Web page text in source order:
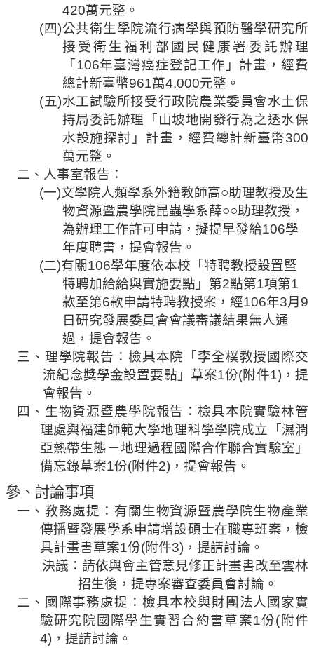
員
業
活
動
420萬元整。
(四)公共衛生學院流行病學與預防醫學研究所
接受衛生福利部國民健康署 委託辦理
「 106年臺灣癌症登記工作」計畫，經費
總計新臺幣961萬4,000元整。
(五)水工試驗所接受行政院農業委員會水土保
持局委託辦理「山坡地開發行為之透水保
水設施探討」計畫，經費總計新臺幣300
萬元整。
二、人事室報告：
(一)文學院人類學系外籍教師高○助理教授及生
物資源暨農學院昆蟲學系薛○○助理教授，
為辦理工作許可申請，擬提早發給106學
年度聘書，提會報告。
(二)有關106學年度依本校「特聘教授設置暨
特聘加給給與實施要點」第2點第1項第1
款至第6款申請特聘教授案，經106年3月 9
日研究發展委員會會議審議結果無人通
過，提會報告。
三、理學院報告：檢具本院「李全樸教授國際交
流紀念獎學金設置要點」草案1份(附件1) ，提
會報告。
四、生物資源暨農學院報告 ：檢具本院實驗林管
理處與福建師範大學地理科學學院成立「濕潤
亞熱帶生態－地理過程國際合作聯合實驗室」
備忘錄草案1份(附件2) ，提會報告 。
參、討論事項
一、教務處提：有關生物資源暨農學院生物產業
傳播暨發展學系申請增設碩士在職專班案 ，檢
具計畫書草案1份(附件3) ，提請討論。
決議：請依與會主管意見修正計畫書改至雲林
招生後，提專案審查委員會討論。
二、國際事務處提 ：檢具本校與財團法人國家實
驗研究院國際學生實習合約書草案1份( 附件
4) ， 提請討論。